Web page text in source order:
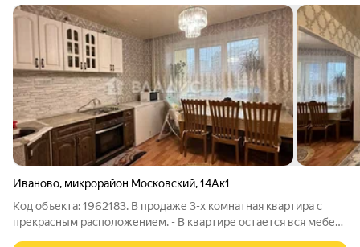
Иваново, микрорайон Московский,14Ак1
Код объекта: 1962183. В продаже 3-х комнатная квартира с
прекрасным расположением. - В квартире остается вся мебель